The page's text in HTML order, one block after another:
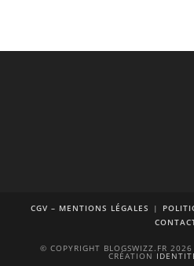
CGV – MENTIONS LÉGALES
© COPYRIGHT BLOGSWIZZ.FR 2026
CRÉATION